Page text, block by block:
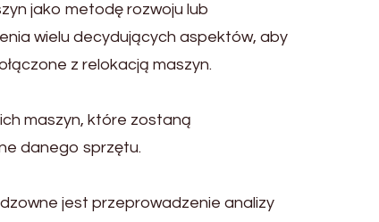
jako metodę rozwoju lub
wielu decydujących aspektów, aby
z relokacją maszyn.
maszyn, które zostaną
danego sprzętu.
jest przeprowadzenie analizy